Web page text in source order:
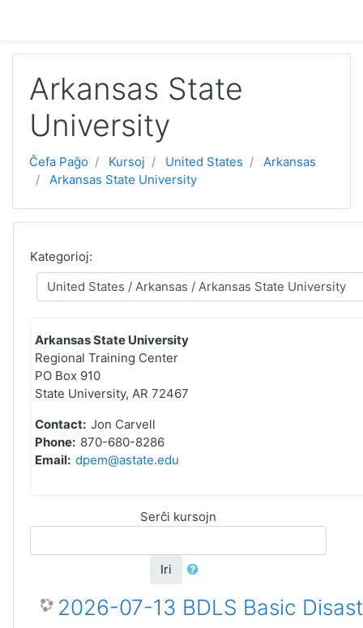
Arkansas State
University
Ĉefa Paĝo Kursoj United States
Arkansas
Arkansas State University
Kategorioj:
Arkansas State University
Regional Training Center
PO Box 910
State University, AR 72467
Contact: Jon Carvell
Phone: 870-680-8286
Email: dpem@astate.edu
Serĉi kursojn
Iri
2026-07-13 BDLS Basic